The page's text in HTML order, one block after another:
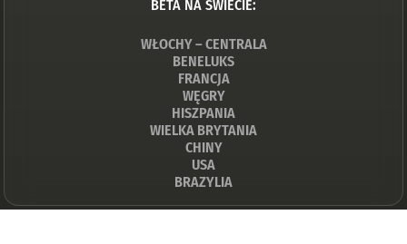
BETA NA ŚWIECIE:
WŁOCHY – CENTRALA
BENELUKS
FRANCJA
WĘGRY
HISZPANIA
WIELKA BRYTANIA
CHINY
USA
BRAZYLIA